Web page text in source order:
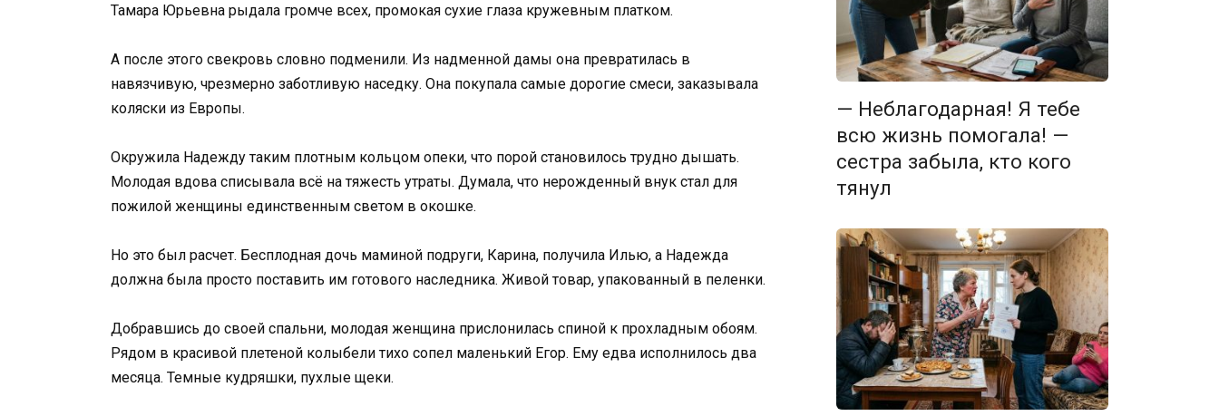
Тамара Юрьевна рыдала громче всех, промокая сухие глаза кружевным платком.
А после этого свекровь словно подменили. Из надменной дамы она превратилась в
навязчивую, чрезмерно заботливую наседку. Она покупала самые дорогие смеси, заказывала
коляски из Европы.
Окружила Надежду таким плотным кольцом опеки, что порой становилось трудно дышать.
Молодая вдова списывала всё на тяжесть утраты. Думала, что нерожденный внук стал для
пожилой женщины единственным светом в окошке.
Но это был расчет. Бесплодная дочь маминой подруги, Карина, получила Илью, а Надежда
должна была просто поставить им готового наследника. Живой товар, упакованный в пеленки.
Добравшись до своей спальни, молодая женщина прислонилась спиной к прохладным обоям.
Рядом в красивой плетеной колыбели тихо сопел маленький Егор. Ему едва исполнилось два
месяца. Темные кудряшки, пухлые щеки.
— Неблагодарная! Я тебе
всю жизнь помогала! —
сестра забыла, кто кого
тянул